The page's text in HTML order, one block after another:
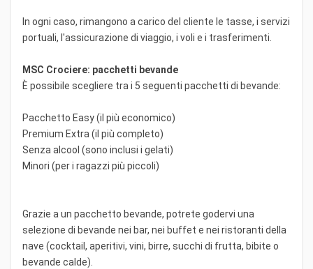
In ogni caso, rimangono a carico del cliente le tasse, i servizi
portuali, l'assicurazione di viaggio, i voli e i trasferimenti.
MSC Crociere: pacchetti bevande
È possibile scegliere tra i 5 seguenti pacchetti di bevande:
Pacchetto Easy (il più economico)
Premium Extra (il più completo)
Senza alcool (sono inclusi i gelati)
Minori (per i ragazzi più piccoli)
Grazie a un pacchetto bevande, potrete godervi una
selezione di bevande nei bar, nei buffet e nei ristoranti della
nave (cocktail, aperitivi, vini, birre, succhi di frutta, bibite o
bevande calde).